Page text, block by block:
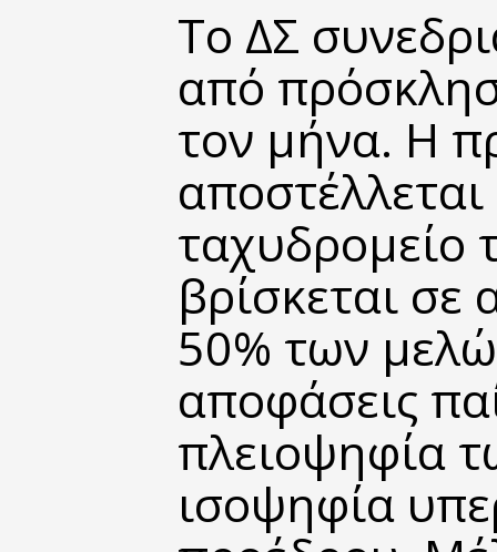
Το ΔΣ
από
τον μήνα. Η
ταχυδρομείο
βρίσκεται
50% των
αποφάσεις
πλειοψηφία
ισοψηφία